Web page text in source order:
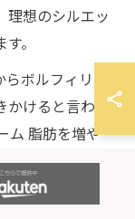
理想のシルエッ
。
ボルフィリン
かけると言われ
ム 脂肪を増や
、成分の役割